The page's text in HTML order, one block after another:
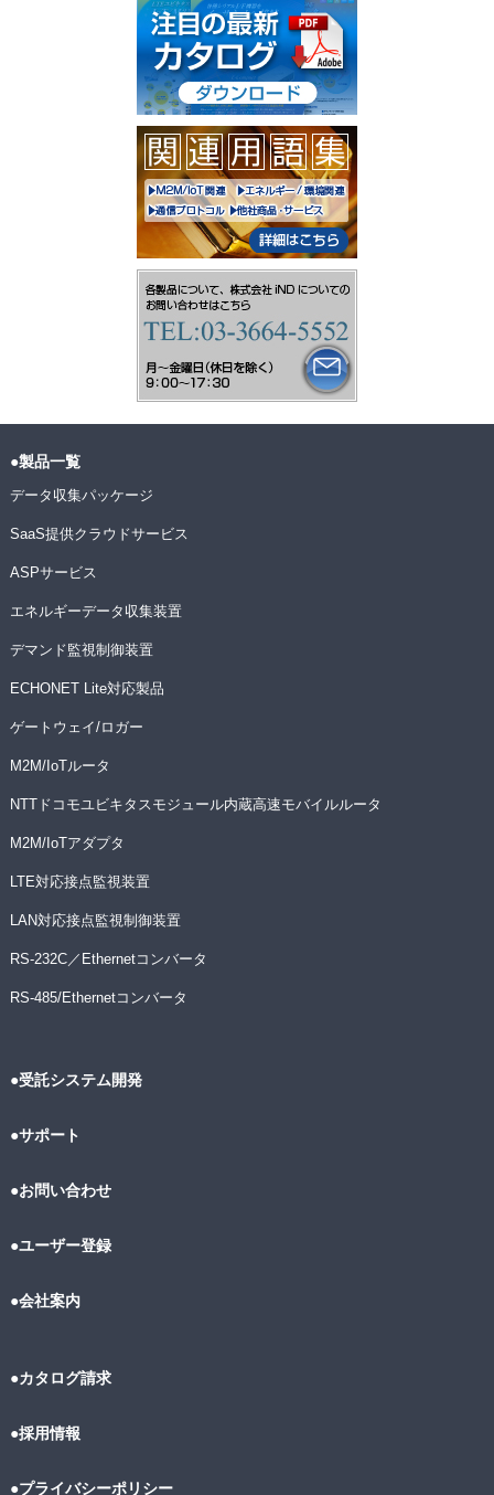
●製品一覧
データ収集パッケージ
SaaS提供クラウドサービス
ASPサービス
エネルギーデータ収集装置
デマンド監視制御装置
ECHONET Lite対応製品
ゲートウェイ/ロガー
M2M/IoTルータ
NTTドコモユビキタスモジュール内蔵高速モバイルルータ
M2M/IoTアダプタ
LTE対応接点監視装置
LAN対応接点監視制御装置
RS-232C／Ethernetコンバータ
RS-485/Ethernetコンバータ
●受託システム開発
●サポート
●お問い合わせ
●ユーザー登録
●会社案内
●カタログ請求
●採用情報
●プライバシーポリシー